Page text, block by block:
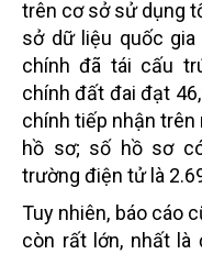
trên cơ sở sử dụng
sở dữ liệu quốc
chính đã tái cấu
chính đất đai đạt
chính tiếp nhận
hồ sơ; số hồ sơ
trường điện tử là
Tuy nhiên, báo cáo
còn rất lớn, nhất